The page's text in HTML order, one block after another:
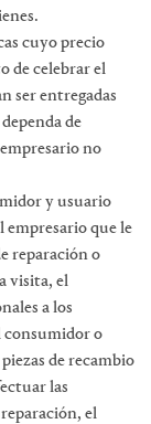
cuyo precio
de celebrar el
ser entregadas
de
no
y usuario
empresario que le
reparación o
visita, el
a los
consumidor o
de recambio
las
el